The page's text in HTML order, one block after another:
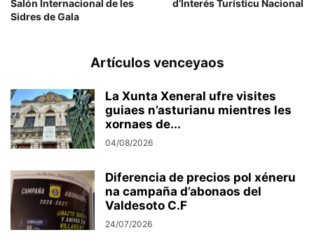
Salón Internacional de les
Sidres de Gala
d’Interés Turísticu Nacional
Artículos venceyaos
La Xunta Xeneral ufre visites
guiaes n’asturianu mientres les
xornaes de...
04/08/2026
Diferencia de precios pol xéneru
na campaña d’abonaos del
Valdesoto C.F
24/07/2026